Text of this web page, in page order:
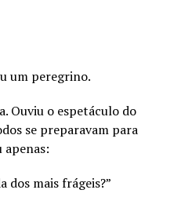
um peregrino.
Ouviu o espetáculo do
se preparavam para
apenas:
dos mais frágeis?”